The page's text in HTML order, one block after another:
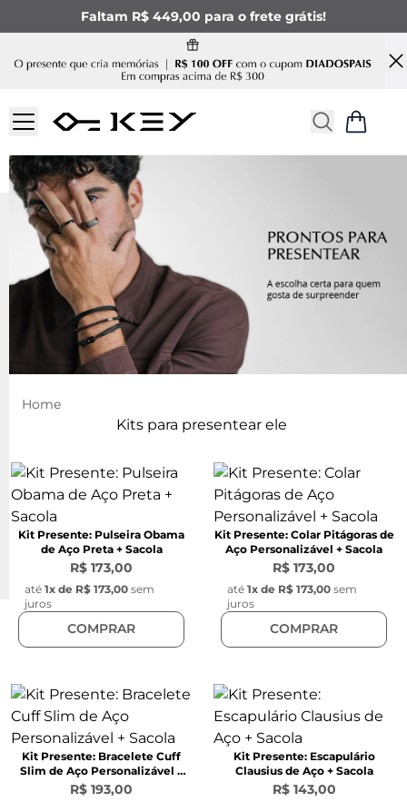
Faltam R$ 449,00 para o frete grátis!
Kits para presentear ele
Kit Presente: Pulseira Obama
de Aço Preta + Sacola
R$ 173,00
até 1x de R$ 173,00 sem
juros
COMPRAR
Kit Presente: Colar Pitágoras de
Aço Personalizável + Sacola
R$ 173,00
até 1x de R$ 173,00 sem
juros
COMPRAR
Kit Presente: Bracelete Cuff
Slim de Aço Personalizável +
Sacola
R$ 193,00
Kit Presente: Escapulário
Clausius de Aço + Sacola
R$ 143,00